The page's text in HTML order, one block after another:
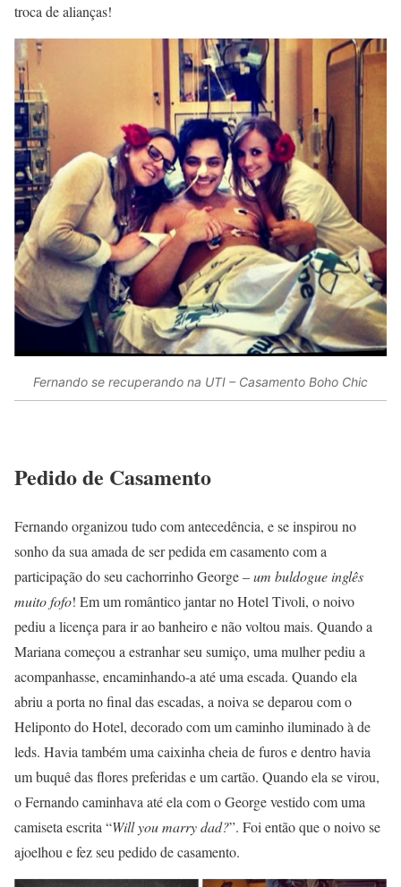
troca de alianças!
Fernando se recuperando na UTI – Casamento Boho Chic
Pedido de Casamento
Fernando organizou tudo com antecedência, e se inspirou no
sonho da sua amada de ser pedida em casamento com a
participação do seu cachorrinho George –um buldogue inglês
muito fofo! Em um romântico jantar no Hotel Tivoli, o noivo
pediu a licença para ir ao banheiro e não voltou mais. Quando a
Mariana começou a estranhar seu sumiço, uma mulher pediu a
acompanhasse, encaminhando-a até uma escada. Quando ela
abriu a porta no final das escadas, a noiva se deparou com o
Heliponto do Hotel, decorado com um caminho iluminado à de
leds. Havia também uma caixinha cheia de furos e dentro havia
um buquê das flores preferidas e um cartão. Quando ela se virou,
o Fernando caminhava até ela com o George vestido com uma
camiseta escrita “Will you marry dad?”. Foi então que o noivo se
ajoelhou e fez seu pedido de casamento.